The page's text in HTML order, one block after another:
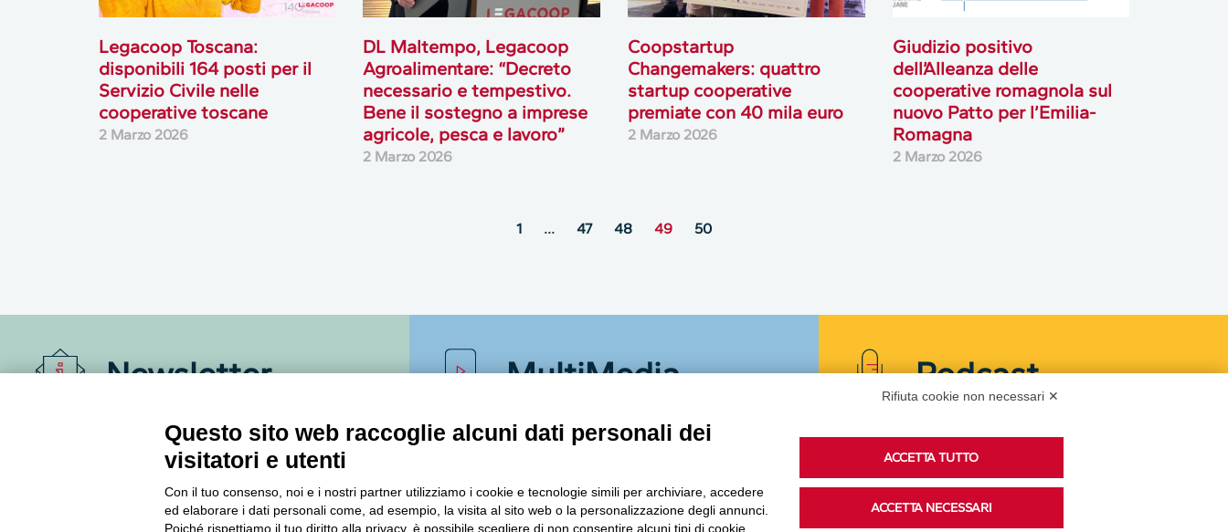
Legacoop Toscana:
disponibili 164 posti per il
Servizio Civile nelle
cooperative toscane
2 Marzo 2026
DL Maltempo, Legacoop
Agroalimentare: “Decreto
necessario e tempestivo.
Bene il sostegno a imprese
agricole, pesca e lavoro”
2 Marzo 2026
Coopstartup
Changemakers: quattro
startup cooperative
premiate con 40 mila euro
2 Marzo 2026
Giudizio positivo
dell’Alleanza delle
cooperative romagnola sul
nuovo Patto per l’Emilia-
Romagna
2 Marzo 2026
1 … 47 48 49 50
Newsletter
Accedi o iscriviti alla nostra Newsletter Legacoop
Informazioni per restare sempre aggiornati sul
mondo della cooperazione.
MultiMedia Podcast
Ascolta i podcast di approfondimento di Legacoop
Rifiuta cookie non necessari ✕
Questo sito web raccoglie alcuni dati personali dei
visitatori e utenti
Con il tuo consenso, noi e i nostri partner utilizziamo i cookie e tecnologie simili per archiviare, accedere
ed elaborare i dati personali come, ad esempio, la visita al sito web o la personalizzazione degli annunci.
Poiché rispettiamo il tuo diritto alla privacy, è possibile scegliere di non consentire alcuni tipi di cookie.
ACCETTA TUTTO
ACCETTA NECESSARI